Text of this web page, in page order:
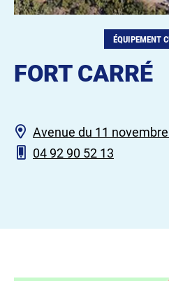
ÉQUIPEMENT
FORT CARRÉ
Avenue du 11
04 92 90 52 13